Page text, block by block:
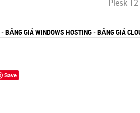
Plesk 12
-BẢNG GIÁ WINDOWS HOSTING -BẢNG GIÁ
Save